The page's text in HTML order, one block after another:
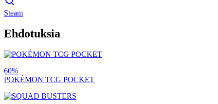
Steam
Ehdotuksia
60%
POKÉMON TCG POCKET